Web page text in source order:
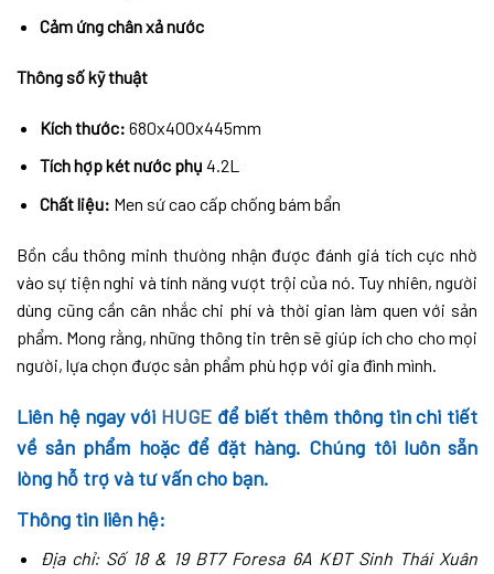
Cảm ứng chân xả nước
Thông số kỹ thuật
Kích thước: 680x400x445mm
Tích hợp két nước phụ 4.2L
Chất liệu: Men sứ cao cấp chống bám bẩn
Bồn cầu thông minh thường nhận được đánh giá tích cực nhờ
vào sự tiện nghi và tính năng vượt trội của nó. Tuy nhiên, người
dùng cũng cần cân nhắc chi phí và thời gian làm quen với sản
phẩm. Mong rằng, những thông tin trên sẽ giúp ích cho cho mọi
người, lựa chọn được sản phẩm phù hợp với gia đình mình.
Liên hệ ngay với HUGEđể biết thêm thông tin chi tiết
về sản phẩm hoặc để đặt hàng. Chúng tôi luôn sẵn
lòng hỗ trợ và tư vấn cho bạn.
Thông tin liên hệ:
Địa chỉ: Số 18 & 19 BT7 Foresa 6A KĐT Sinh Thái Xuân